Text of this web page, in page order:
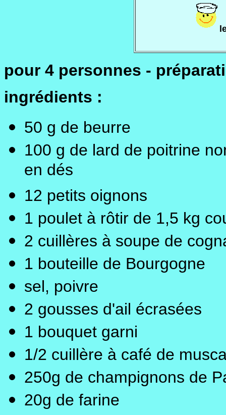
pour 4 personnes -
ingrédients :
50 g de beurre
100 g de lard de poitrine
en dés
12 petits oignons
1 poulet à rôtir de 1,5 kg
2 cuillères à soupe de
1 bouteille de Bourgogne
sel, poivre
2 gousses d'ail écrasées
1 bouquet garni
1/2 cuillère à café de
250g de champignons de
20g de farine